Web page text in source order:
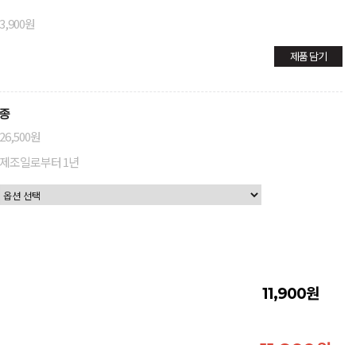
3,900원
제품 담기
26,500원
제조일로부터 1년
11,900원